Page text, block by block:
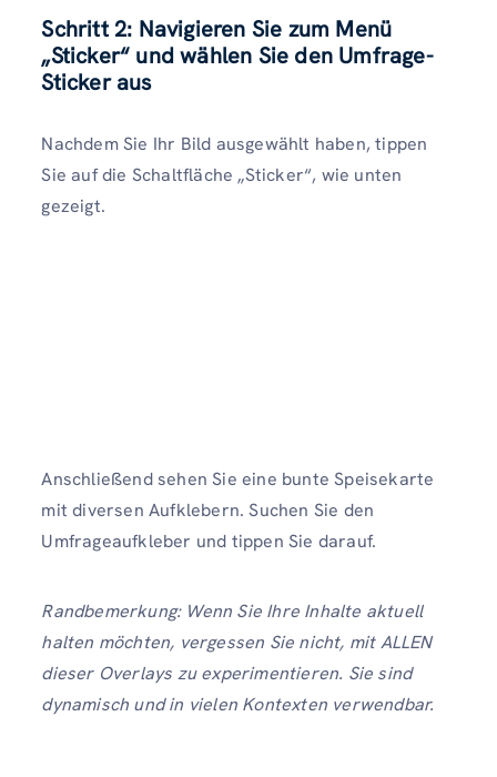
Schritt 2: Navigieren Sie zum Menü
„Sticker“ und wählen Sie den Umfrage-
Sticker aus
Nachdem Sie Ihr Bild ausgewählt haben, tippen
Sie auf die Schaltfläche „Sticker“, wie unten
gezeigt.
Anschließend sehen Sie eine bunte Speisekarte
mit diversen Aufklebern. Suchen Sie den
Umfrageaufkleber und tippen Sie darauf.
Randbemerkung: Wenn Sie Ihre Inhalte aktuell
halten möchten, vergessen Sie nicht, mit ALLEN
dieser Overlays zu experimentieren. Sie sind
dynamisch und in vielen Kontexten verwendbar.